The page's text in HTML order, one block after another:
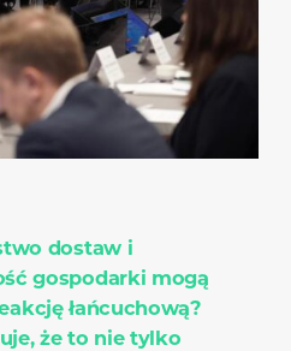
dostaw i
gospodarki mogą
łańcuchową?
że to nie tylko